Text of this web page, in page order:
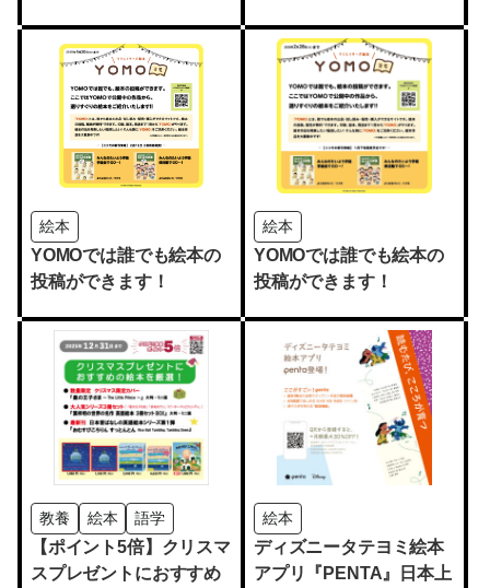
絵本
YOMOでは誰でも絵本の
投稿ができます！
絵本
YOMOでは誰でも絵本の
投稿ができます！
教養 絵本 語学
【ポイント5倍】クリスマ
スプレゼントにおすすめ
絵本
ディズニータテヨミ絵本
アプリ『PENTA』日本上